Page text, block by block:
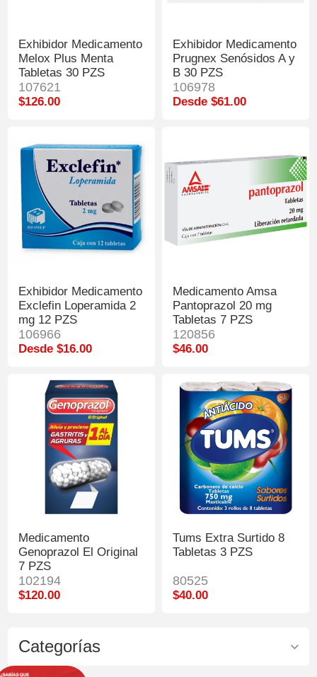
Categorías
Exhibidor Medicamento
Melox Plus Menta
Tabletas 30 PZS
107621
$126.00
Exhibidor Medicamento
Prugnex Senósidos A y
B 30 PZS
106978
Desde $61.00
Exhibidor Medicamento
Exclefin Loperamida 2
mg 12 PZS
106966
Desde $16.00
Medicamento Amsa
Pantoprazol 20 mg
Tabletas 7 PZS
120856
$46.00
Medicamento
Genoprazol El Original
7 PZS
102194
$120.00
Tums Extra Surtido 8
Tabletas 3 PZS
80525
$40.00